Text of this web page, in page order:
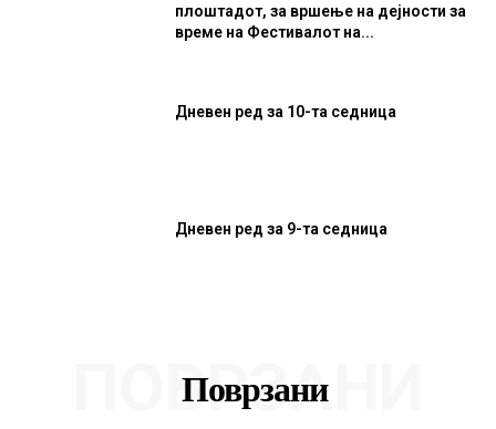
плоштадот, за вршење на дејности за
време на Фестивалот на...
Дневен ред за 10-та седница
Дневен ред за 9-та седница
Поврзани
ПОВРЗАНИ